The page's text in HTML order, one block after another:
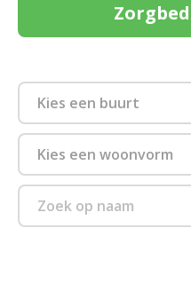
Kies een buurt
2040
2050
Kies een woonvorm
Kortverblijf